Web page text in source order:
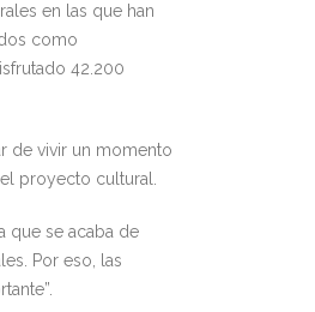
en las que han
como
42.200
de vivir un momento
proyecto cultural.
que se acaba de
Por eso, las